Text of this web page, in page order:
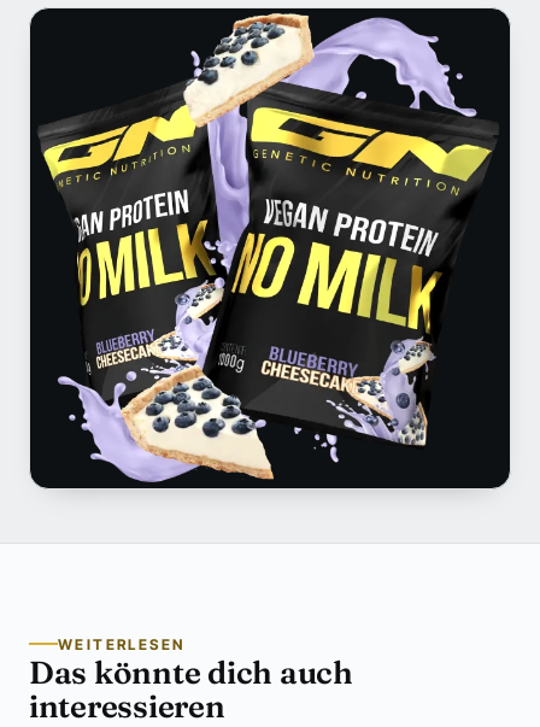
WEITERLESEN
Das könnte dich auch
interessieren